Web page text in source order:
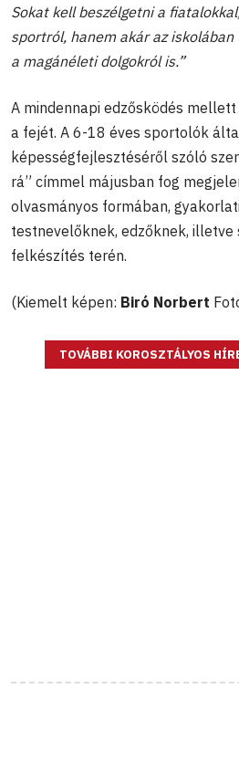
Sokat kell beszélgetni a
sportról, hanem akár az
a magánéleti dolgokról is.”
A mindennapi edzősködés
a fejét. A 6-18 éves sportolók
képességfejlesztéséről szóló
rá” címmel májusban fog
olvasmányos formában,
testnevelőknek, edzőknek, illetve
felkészítés terén.
(Kiemelt képen: Biró Norbert
TOVÁBBI KOROSZTÁLYOS